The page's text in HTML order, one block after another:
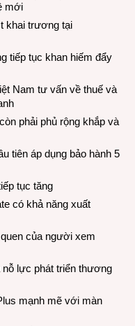
mới
khai trương tại
tiếp tục khan hiếm đẩy
Nam tư vấn về thuế và
phải phủ rộng khắp và
tiên áp dụng bảo hành 5
tục tăng
có khả năng xuất
của người xem
lực phát triển thương
mạnh mẽ với màn